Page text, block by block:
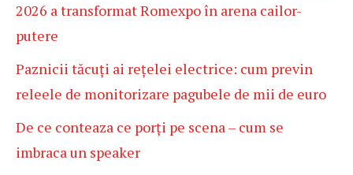
2026 a transformat Romexpo în arena cailor-
putere
Paznicii tăcuți ai rețelei electrice: cum previn
releele de monitorizare pagubele de mii de euro
De ce conteaza ce porți pe scena – cum se
imbraca un speaker